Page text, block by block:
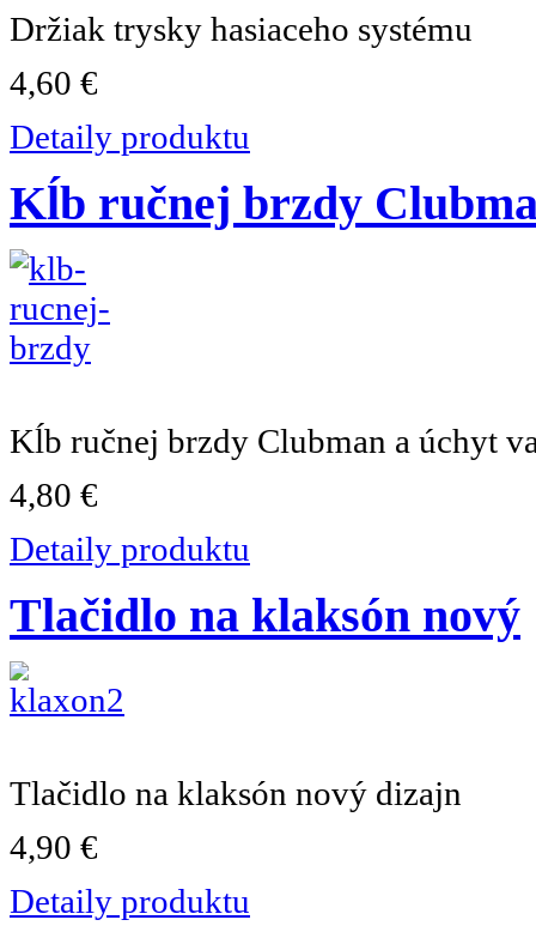
Držiak trysky hasiaceho systému
4,60 €
Detaily produktu
Kĺb ručnej brzdy
Kĺb ručnej brzdy Clubman a úchyt
4,80 €
Detaily produktu
Tlačidlo na klaksón nový
Tlačidlo na klaksón nový dizajn
4,90 €
Detaily produktu